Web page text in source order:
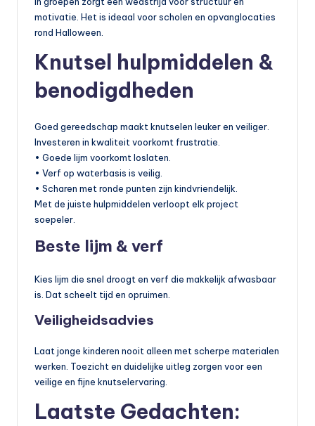
motivatie. Het is ideaal voor scholen en opvanglocaties
rond Halloween.
Knutsel hulpmiddelen &
benodigdheden
Goed gereedschap maakt knutselen leuker en veiliger.
Investeren in kwaliteit voorkomt frustratie.
• Goede lijm voorkomt loslaten.
• Verf op waterbasis is veilig.
• Scharen met ronde punten zijn kindvriendelijk.
Met de juiste hulpmiddelen verloopt elk project
soepeler.
Beste lijm & verf
Kies lijm die snel droogt en verf die makkelijk afwasbaar
is. Dat scheelt tijd en opruimen.
Veiligheidsadvies
Laat jonge kinderen nooit alleen met scherpe materialen
werken. Toezicht en duidelijke uitleg zorgen voor een
veilige en fijne knutselervaring.
Laatste Gedachten: